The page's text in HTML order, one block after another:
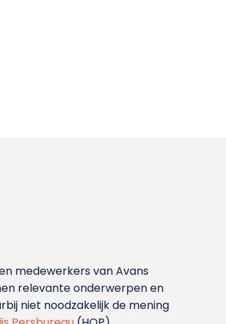
medewerkers van Avans
relevante onderwerpen en
niet noodzakelijk de mening